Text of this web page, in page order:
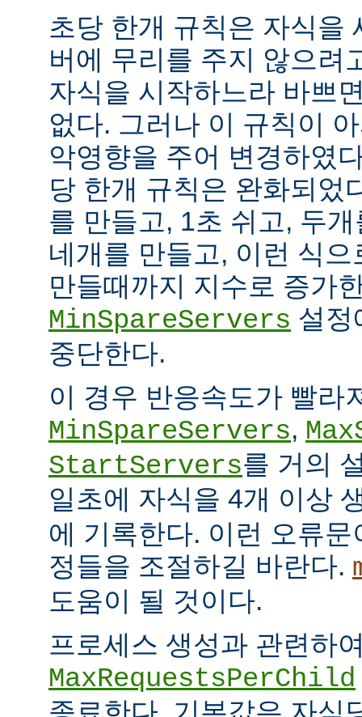
초당 한개 규칙은 자식을
버에 무리를 주지 않으려
자식을 시작하느라 바쁘
없다. 그러나 이 규칙이
악영향을 주어 변경하였
당 한개 규칙은 완화되었
를 만들고, 1초 쉬고, 두
네개를 만들고, 이런 식
만들때까지 지수로 증가
MinSpareServers 설정
중단한다.
이 경우 반응속도가 빨라
MinSpareServers,
StartServers를 거의
일초에 자식을 4개 이상
에 기록한다. 이런 오류
정들을 조절하길 바란다.
도움이 될 것이다.
프로세스 생성과 관련하
MaxRequestsPerChild